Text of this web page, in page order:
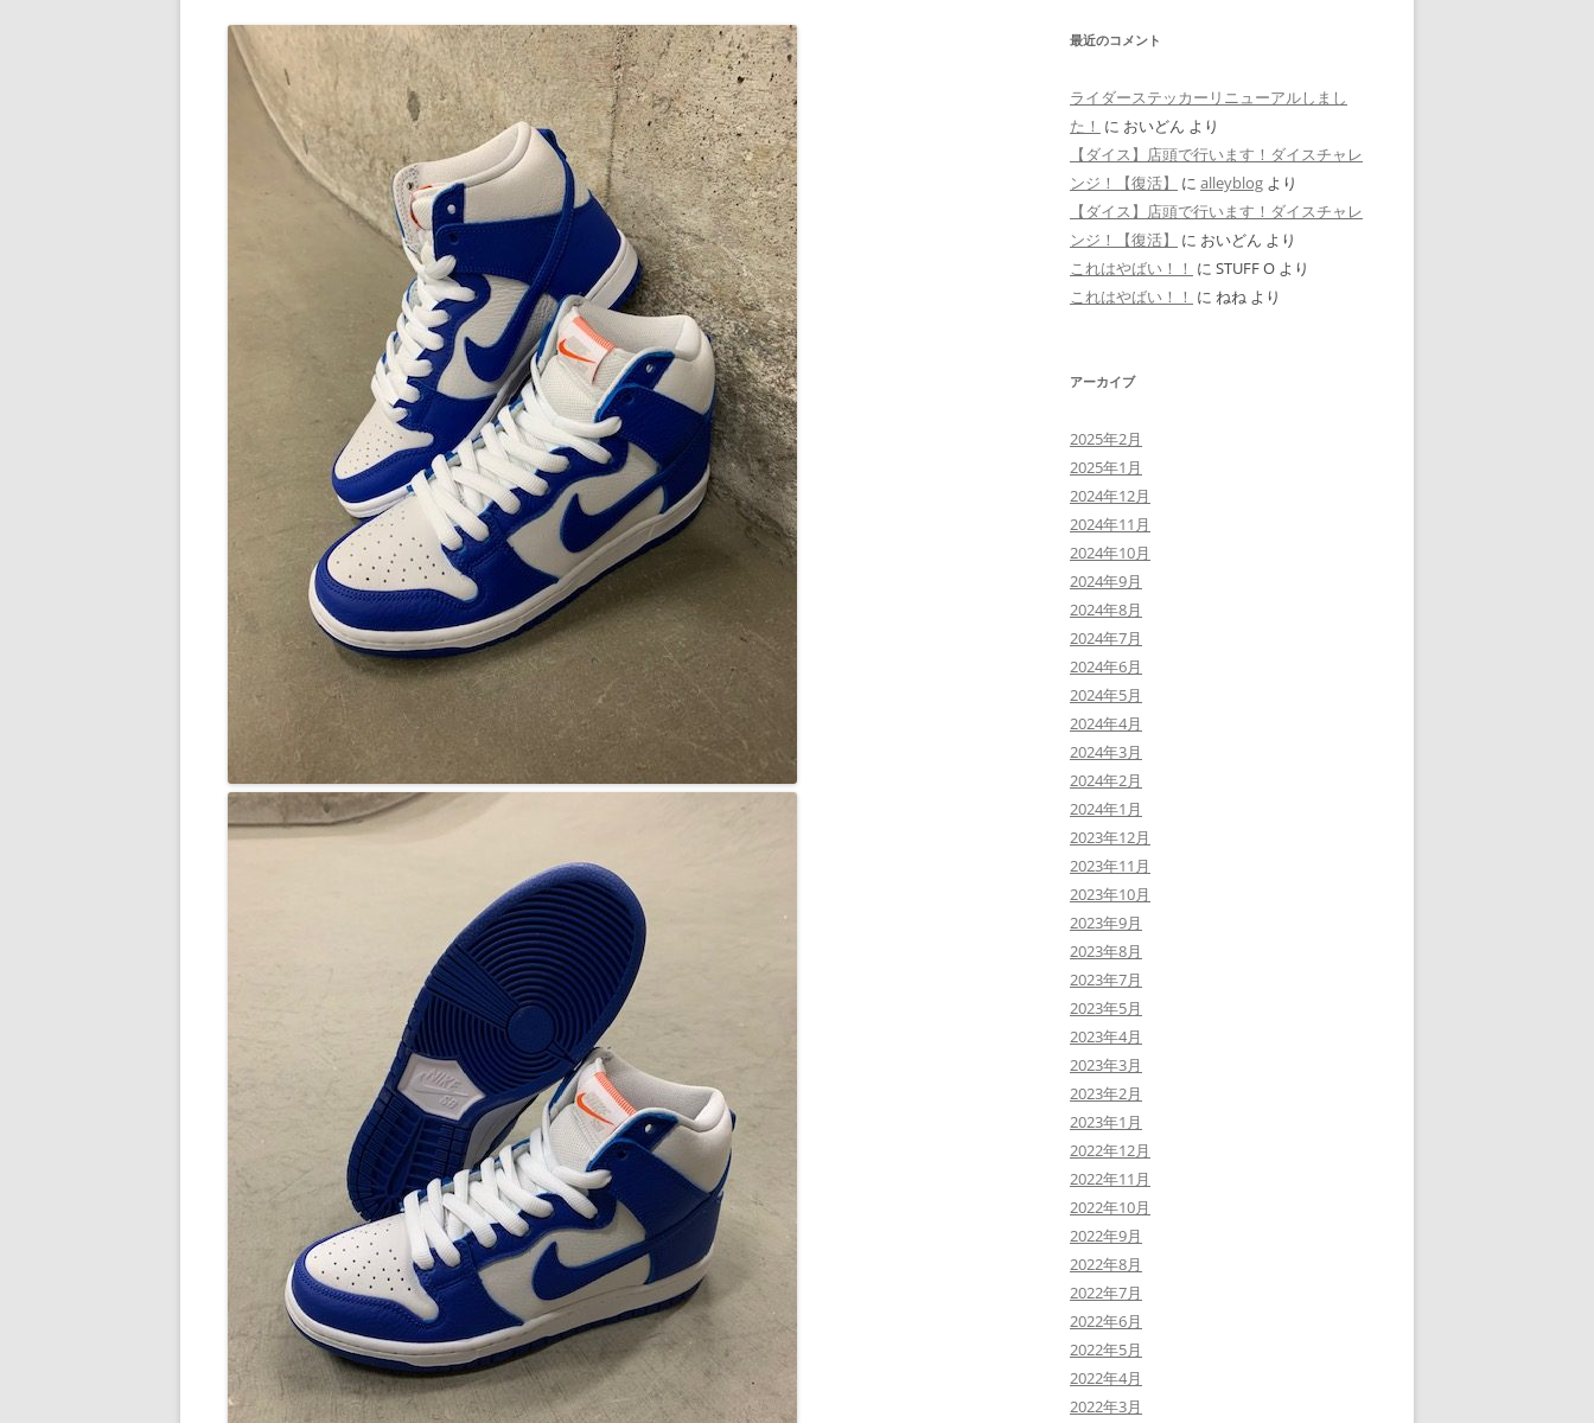
最近のコメント
ライダーステッカーリニューアルしまし
た！ に おいどん より
【ダイス】店頭で行います！ダイスチャレ
ンジ！【復活】
に alleyblog より
【ダイス】店頭で行います！ダイスチャレ
ンジ！【復活】
に おいどん より
これはやばい！！ に STUFF O より
これはやばい！！ に ねね より
アーカイブ
2025年2月
2025年1月
2024年12月
2024年11月
2024年10月
2024年9月
2024年8月
2024年7月
2024年6月
2024年5月
2024年4月
2024年3月
2024年2月
2024年1月
2023年12月
2023年11月
2023年10月
2023年9月
2023年8月
2023年7月
2023年5月
2023年4月
2023年3月
2023年2月
2023年1月
2022年12月
2022年11月
2022年10月
2022年9月
2022年8月
2022年7月
2022年6月
2022年5月
2022年4月
2022年3月